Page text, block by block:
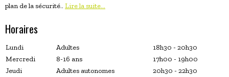
plan de la sécurité.. Lire la suite...
Horaires
Lundi Adultes
18h30 - 20h30
Mercredi
8-16 ans
17h00 - 19h00
Jeudi
Adultes autonomes
20h30 - 22h30